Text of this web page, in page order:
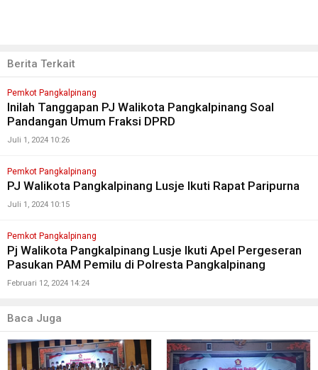
Berita Terkait
Pemkot Pangkalpinang
Inilah Tanggapan PJ Walikota Pangkalpinang Soal
Pandangan Umum Fraksi DPRD
Juli 1, 2024 10:26
Pemkot Pangkalpinang
PJ Walikota Pangkalpinang Lusje Ikuti Rapat Paripurna
Juli 1, 2024 10:15
Pemkot Pangkalpinang
Pj Walikota Pangkalpinang Lusje Ikuti Apel Pergeseran
Pasukan PAM Pemilu di Polresta Pangkalpinang
Februari 12, 2024 14:24
Baca Juga